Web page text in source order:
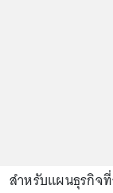
สำหรับแผนธุรกิจ